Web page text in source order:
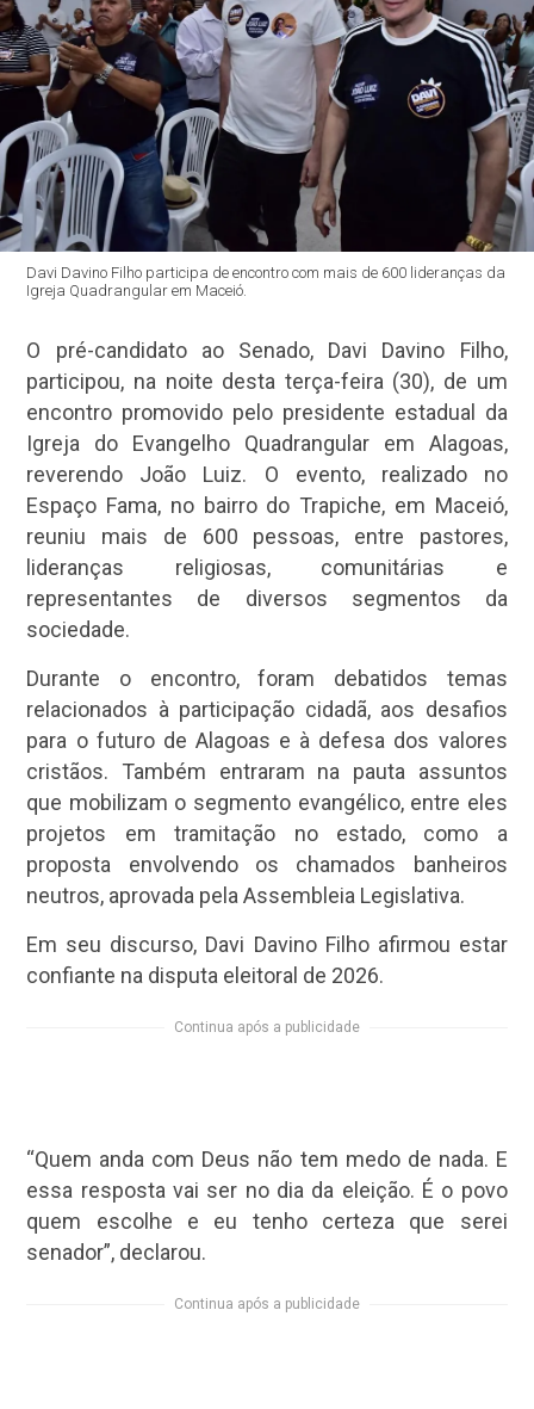
Davi Davino Filho participa de encontro com mais de 600 lideranças da
Igreja Quadrangular em Maceió.
O pré-candidato ao Senado, Davi Davino Filho,
participou, na noite desta terça-feira (30), de um
encontro promovido pelo presidente estadual da
Igreja do Evangelho Quadrangular em Alagoas,
reverendo João Luiz. O evento, realizado no
Espaço Fama, no bairro do Trapiche, em Maceió,
reuniu mais de 600 pessoas, entre pastores,
lideranças religiosas, comunitárias e
representantes de diversos segmentos da
sociedade.
Durante o encontro, foram debatidos temas
relacionados à participação cidadã, aos desafios
para o futuro de Alagoas e à defesa dos valores
cristãos. Também entraram na pauta assuntos
que mobilizam o segmento evangélico, entre eles
projetos em tramitação no estado, como a
proposta envolvendo os chamados banheiros
neutros, aprovada pela Assembleia Legislativa.
Em seu discurso, Davi Davino Filho afirmou estar
confiante na disputa eleitoral de 2026.
Continua após a publicidade
“Quem anda com Deus não tem medo de nada. E
essa resposta vai ser no dia da eleição. É o povo
quem escolhe e eu tenho certeza que serei
senador”, declarou.
Continua após a publicidade